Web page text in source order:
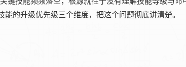
的升级优先级三个维度，把这个问题彻底讲清楚。